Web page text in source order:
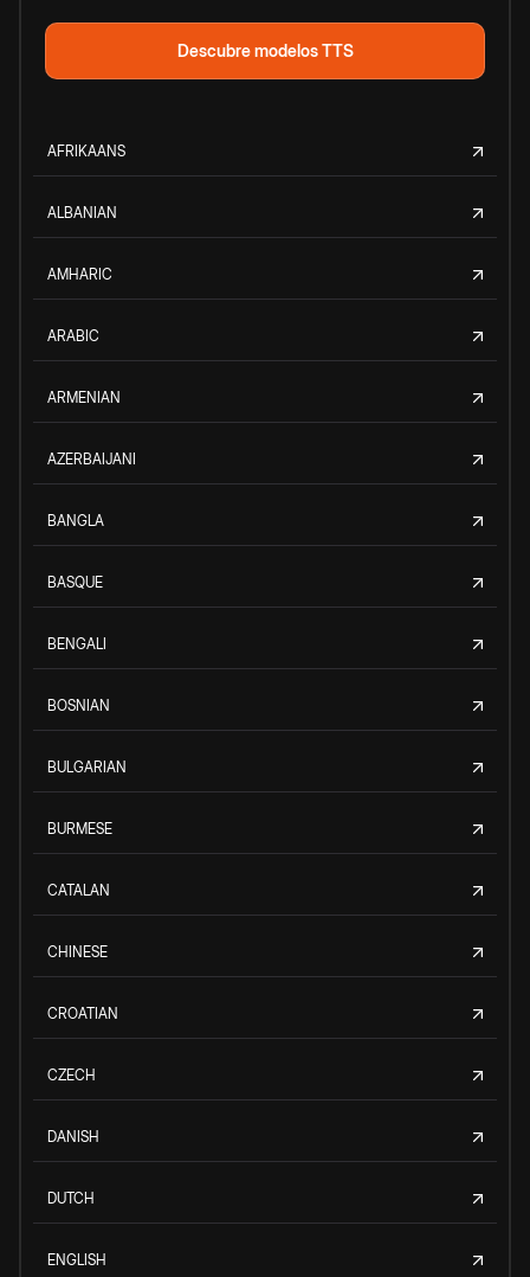
Descubre modelos TTS
AFRIKAANS
ALBANIAN
AMHARIC
ARABIC
ARMENIAN
AZERBAIJANI
BANGLA
BASQUE
BENGALI
BOSNIAN
BULGARIAN
BURMESE
CATALAN
CHINESE
CROATIAN
CZECH
DANISH
DUTCH
ENGLISH